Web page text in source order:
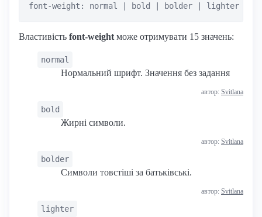
font-weight: normal | bold | bolder | lighter |
Властивість font-weightможе отримувати 15 значень:
normal
Нормальний шрифт. Значення без задання
автор: Svitlana
bold
Жирні символи.
автор: Svitlana
bolder
Символи товстіші за батьківські.
автор: Svitlana
lighter